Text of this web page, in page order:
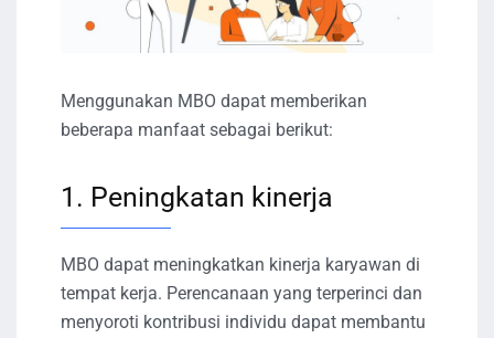
Menggunakan MBO dapat memberikan
beberapa manfaat sebagai berikut:
1. Peningkatan kinerja
MBO dapat meningkatkan kinerja karyawan di
tempat kerja. Perencanaan yang terperinci dan
menyoroti kontribusi individu dapat membantu